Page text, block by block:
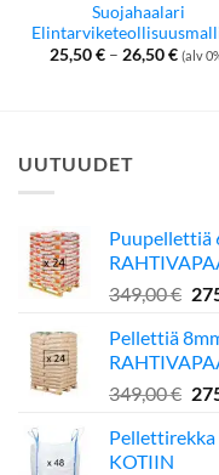
Suojahaalari
25,50€ – 26,50€
25,50
(alv
UUTUUDET
Puupellettiä
349,00€
oli:
Pellettiä
349,00€
oli:
Pellettirekka
KOTIIN